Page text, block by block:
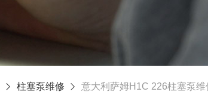
柱塞泵维修 意大利萨姆H1C 226柱塞泵